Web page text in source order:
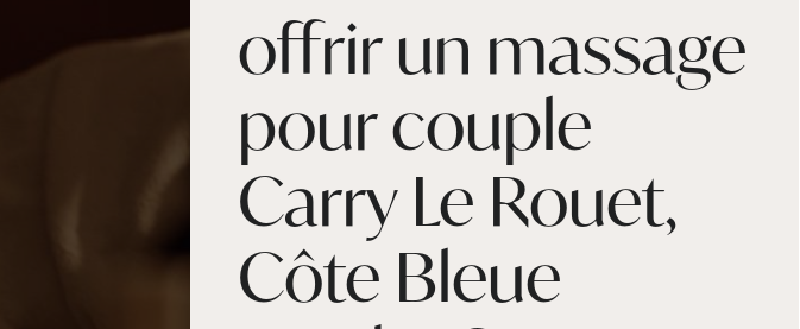
offrir un massage
pour couple
Carry Le Rouet,
Côte Bleue